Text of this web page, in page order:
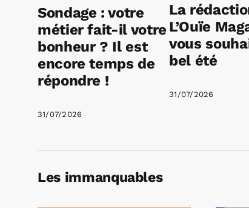
Sondage : votre
métier fait-il votre
bonheur ? Il est
encore temps de
répondre !
31/07/2026
La
L’Ouïe
vous
bel été
31/07/2026
Les immanquables